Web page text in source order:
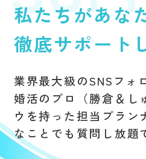
私たちがあな
徹底サポート
業界最大級のSNSフォ
婚活のプロ（勝倉＆し
ウを持った担当プラン
なことでも質問し放題